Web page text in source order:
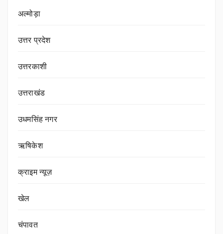
अल्मोड़ा
उत्तर प्रदेश
उत्तरकाशी
उत्तराखंड
उधमसिंह नगर
ऋषिकेश
क्राइम न्यूज़
खेल
चंपावत